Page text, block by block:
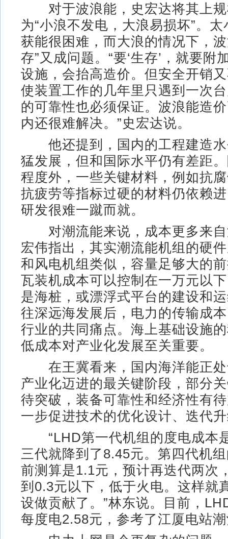
对于波浪能，史宏达将其上规
为“小浪不发电，大浪易损坏”。
获能很困难，而大浪的情况下，
存”又成问题。“要‘生存’，就要附
设施，会抬高造价。但安全开销
使装置工作的几年里只遇到一次
的可靠性也必须保证。波浪能造
内还很难解决。”史宏达说。
他还提到，国内的工程建造水
猛发展，但和国际水平仍有差距
程度外，一些关键材料，例如抗
抗疲劳等指标过硬的材料仍依赖
研发很难一蹴而就。
对潮流能来说，成本更多来自
宏伟指出，其实潮流能机组的硬
和风电机组类似，容量足够大的
瓦装机成本可以控制在一万元以
是海桩，或漂浮式平台的建设和
往深远海发展后，电力的传输成
行业的共同痛点。海上基础设施
低成本对产业化发展至关重要。
在王冀看来，国内海洋能正处
产业化迈进的最关键阶段，部分
待突破，装备可靠性和经济性有
一步促进技术的优化设计、迭代
“LHD第一代机组的度电成本
三代就降到了8.45元。第四代机
前测算是1.1元，预计再迭代两次
到0.3元以下，低于火电。这样就
设做贡献了。”林东说。目前，
每度电2.58元，参考了江厦电站